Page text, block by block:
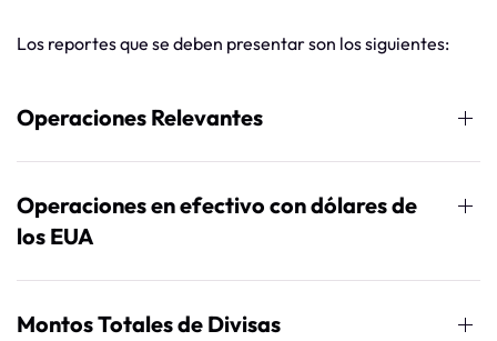
Los reportes que se deben presentar son los siguientes:
Operaciones Relevantes
Operaciones en efectivo con dólares de
los EUA
Montos Totales de Divisas